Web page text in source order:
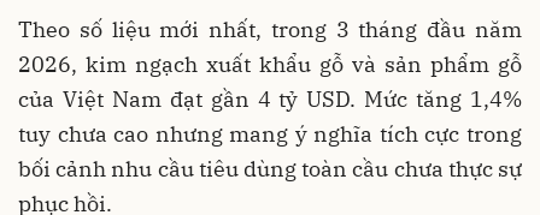
Theo số liệu mới nhất, trong 3 tháng đầu năm
2026, kim ngạch xuất khẩu gỗ và sản phẩm gỗ
của Việt Nam đạt gần 4 tỷ USD. Mức tăng 1,4%
tuy chưa cao nhưng mang ý nghĩa tích cực trong
bối cảnh nhu cầu tiêu dùng toàn cầu chưa thực sự
phục hồi.